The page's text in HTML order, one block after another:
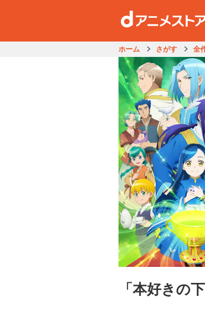
ホーム さがす 全
「本好きの